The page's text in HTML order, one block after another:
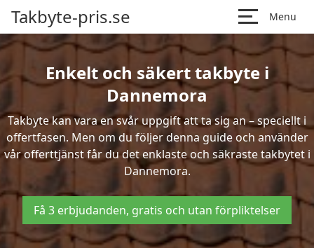
Takbyte-pris.se Menu
Enkelt och säkert takbyte i
Dannemora
Takbyte kan vara en svår uppgift att ta sig an – speciellt i
offertfasen. Men om du följer denna guide och använder
vår offerttjänst får du det enklaste och säkraste takbytet i
Dannemora.
Få 3 erbjudanden, gratis och utan förpliktelser